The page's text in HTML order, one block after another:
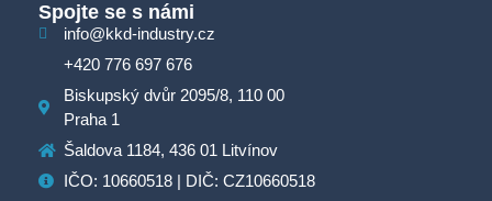
Spojte se s námi
info@kkd-industry.cz
+420 776 697 676
Biskupský dvůr 2095/8, 110 00
Praha 1
Šaldova 1184, 436 01 Litvínov
IČO: 10660518 | DIČ: CZ10660518